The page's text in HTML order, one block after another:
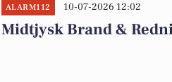
ALARM112 10-07-2026 12:02
Midtjysk Brand &